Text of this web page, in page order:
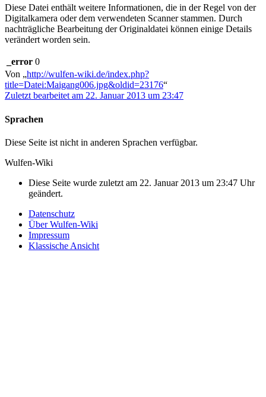
Diese Datei enthält weitere Informationen, die in der Regel von der
Digitalkamera oder dem verwendeten Scanner stammen. Durch
nachträgliche Bearbeitung der Originaldatei können einige Details
verändert worden sein.
_error 0
Von „http://wulfen-wiki.de/index.php?
title=Datei:Maigang006.jpg&oldid=23176“
Zuletzt bearbeitet am 22. Januar 2013 um 23:47
Sprachen
Diese Seite ist nicht in anderen Sprachen verfügbar.
Wulfen-Wiki
Diese Seite wurde zuletzt am 22. Januar 2013 um 23:47 Uhr
geändert.
Datenschutz
Über Wulfen-Wiki
Impressum
Klassische Ansicht